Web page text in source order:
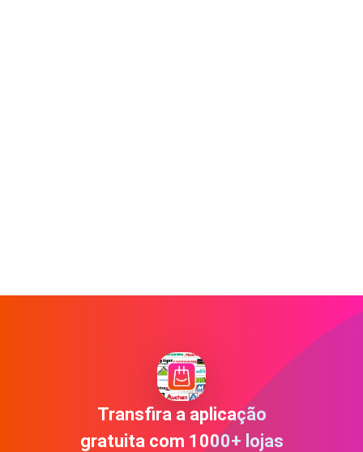
Transfira a aplicação
gratuita com 1000+ lojas